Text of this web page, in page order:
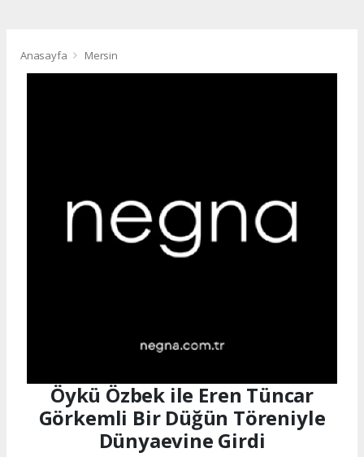
Anasayfa Mersin
Öykü Özbek ile Eren Tüncar
Görkemli Bir Düğün Töreniyle
Dünyaevine Girdi